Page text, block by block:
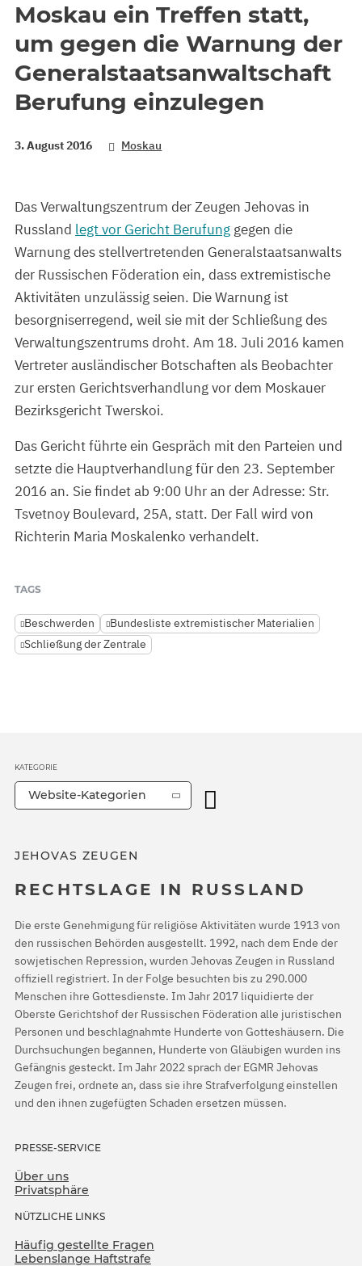
Moskau ein Treffen statt,
um gegen die Warnung der
Generalstaatsanwaltschaft
Berufung einzulegen
3. August 2016 Moskau
Das Verwaltungszentrum der Zeugen Jehovas in
Russland legt vor Gericht Berufung gegen die
Warnung des stellvertretenden Generalstaatsanwalts
der Russischen Föderation ein, dass extremistische
Aktivitäten unzulässig seien. Die Warnung ist
besorgniserregend, weil sie mit der Schließung des
Verwaltungszentrums droht. Am 18. Juli 2016 kamen
Vertreter ausländischer Botschaften als Beobachter
zur ersten Gerichtsverhandlung vor dem Moskauer
Bezirksgericht Twerskoi.
Das Gericht führte ein Gespräch mit den Parteien und
setzte die Hauptverhandlung für den 23. September
2016 an. Sie findet ab 9:00 Uhr an der Adresse: Str.
Tsvetnoy Boulevard, 25A, statt. Der Fall wird von
Richterin Maria Moskalenko verhandelt.
TAGS
Beschwerden
Bundesliste extremistischer Materialien
Schließung der Zentrale
JEHOVAS ZEUGEN
RECHTSLAGE IN RUSSLAND
Die erste Genehmigung für religiöse Aktivitäten wurde 1913 von
den russischen Behörden ausgestellt. 1992, nach dem Ende der
sowjetischen Repression, wurden Jehovas Zeugen in Russland
offiziell registriert. In der Folge besuchten bis zu 290.000
Menschen ihre Gottesdienste. Im Jahr 2017 liquidierte der
Oberste Gerichtshof der Russischen Föderation alle juristischen
Personen und beschlagnahmte Hunderte von Gotteshäusern. Die
Durchsuchungen begannen, Hunderte von Gläubigen wurden ins
Gefängnis gesteckt. Im Jahr 2022 sprach der EGMR Jehovas
Zeugen frei, ordnete an, dass sie ihre Strafverfolgung einstellen
und den ihnen zugefügten Schaden ersetzen müssen.
PRESSE-SERVICE
Über uns
Privatsphäre
NÜTZLICHE LINKS
Häufig gestellte Fragen
Lebenslange Haftstrafe
KATEGORIE
Website-Kategorien